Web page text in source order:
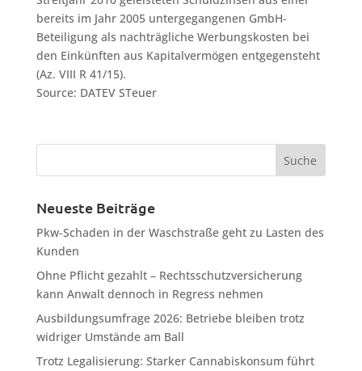
bereits im Jahr 2005 untergegangenen GmbH-
Beteiligung als nachträgliche Werbungskosten bei
den Einkünften aus Kapitalvermögen entgegensteht
(Az. VIII R 41/15).
Source: DATEV STeuer
Neueste Beiträge
Pkw-Schaden in der Waschstraße geht zu Lasten des
Kunden
Ohne Pflicht gezahlt – Rechtsschutzversicherung
kann Anwalt dennoch in Regress nehmen
Ausbildungsumfrage 2026: Betriebe bleiben trotz
widriger Umstände am Ball
Trotz Legalisierung: Starker Cannabiskonsum führt